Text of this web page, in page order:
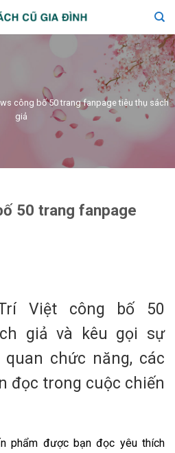
công bố 50 trang fanpage tiêu thụ sách
giả
50 trang fanpage
Việt công bố 50
giả và kêu gọi sự
chức năng, các
đọc trong cuộc chiến
phẩm được bạn đọc yêu thích